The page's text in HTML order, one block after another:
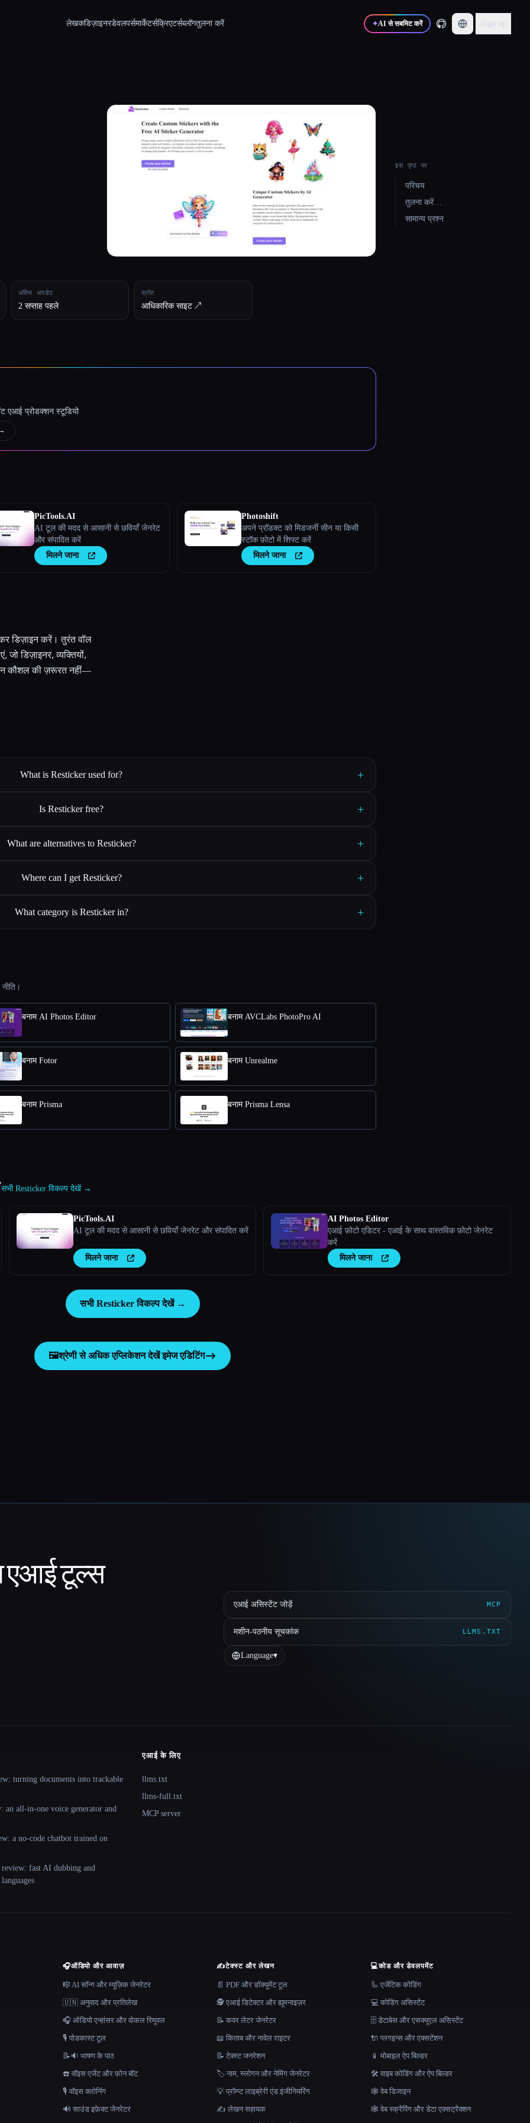
लेखकडिज़ाइनरडेवलपर्समार्केटर्सक्रिएटर्सब्लॉगतुलना करें ✦AI से सबमिट करें Sign up
अंतिम अपडेट
2 सप्ताह पहले
स्रोत
आधिकारिक साइट ↗︎
एआई प्रोडक्शन स्टूडियो
PicTools.AI
AI टूल की मदद से आसानी से छवियाँ जेनरेट
और संपादित करें
मिलने जाना
Photoshift
अपने प्रॉडक्ट को मिडजर्नी सीन या किसी
स्टॉक फ़ोटो में शिफ्ट करें
मिलने जाना
डिज़ाइन करें। तुरंत वॉल
डिज़ाइनर, व्यक्तियों,
कौशल की ज़रूरत नहीं—
What is Resticker used for? +
Is Resticker free? +
What are alternatives to Resticker? +
Where can I get Resticker? +
What category is Resticker in? +
बनाम AI Photos Editor बनाम AVCLabs PhotoPro AI
बनाम Fotor बनाम Unrealme
बनाम Prisma बनाम Prisma Lensa
इस पृष्ठ पर
परिचय
तुलना करें…
सामान्य प्रश्न
सभी Resticker विकल्प देखें →
PicTools.AI
AI टूल की मदद से आसानी से छवियाँ जेनरेट और संपादित करें
मिलने जाना
AI Photos Editor
एआई फ़ोटो एडिटर - एआई के साथ वास्तविक फ़ोटो जेनरेट
करें
मिलने जाना
सभी Resticker विकल्प देखें →
🖼️श्रेणी से अधिक एप्लिकेशन देखेंइमेज एडिटिंग
एआई टूल्स
एआई असिस्टेंट जोड़ें MCP
मशीन-पठनीय सूचकांक LLMS.TXT
Language▾
turning documents into trackable
an all-in-one voice generator and
a no-code chatbot trained on
fast AI dubbing and
एआई के लिए
llms.txt
llms-full.txt
MCP server
🎧ऑडियो और आवाज़
🎼 AI सॉन्ग और म्यूज़िक जेनरेटर
🇺🇳 अनुवाद और प्रतिलेख
🎧 ऑडियो एन्हांसर और वोकल रिमूवल
🎙️ पोडकास्ट टूल
📝🔉 भाषण के पाठ
☎️ वॉइस एजेंट और फ़ोन बॉट
🎙️ वॉइस क्लोनिंग
🔊 साउंड इफ़ेक्ट जेनरेटर
✍️टेक्स्ट और लेखन
📄 PDF और डॉक्यूमेंट टूल
🕵️ एआई डिटेक्टर और ह्यूमनाइज़र
📝 कवर लेटर जेनरेटर
📖 किताब और नावेल राइटर
📝 टेक्स्ट जनरेशन
🏷️ नाम, स्लोगन और नेमिंग जेनरेटर
💡 प्रॉम्प्ट लाइब्रेरी एंड इंजीनियरिंग
✍️ लेखन सहायक
💻कोड और डेवलपमेंट
🦾 एजेंटिक कोडिंग
💻 कोडिंग असिस्टेंट
🗄️ डेटाबेस और एसक्यूएल असिस्टेंट
🔌 प्लगइन्स और एक्सटेंशन
📱 मोबाइल ऐप बिल्डर
🛠️ वाइब कोडिंग और ऐप बिल्डर
🕸 वेब डिजाइन
🕸️ वेब स्क्रैपिंग और डेटा एक्सट्रैक्शन